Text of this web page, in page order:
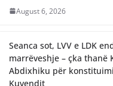
August 6, 2026
Seanca sot, LVV e LDK
marrëveshje – çka thanë
Abdixhiku për
Kuvendit